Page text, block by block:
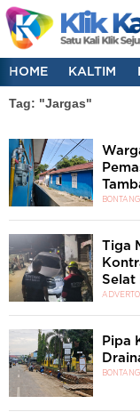
HOME KALTIM
Tag: "Jargas"
BONTANG
Tiga
Selat
Pipa
BONTANG